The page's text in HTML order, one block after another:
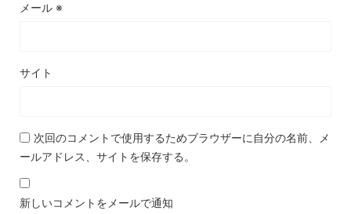
メール ※
サイト
次回のコメントで使用するためブラウザーに自分の名前、メ
ールアドレス、サイトを保存する。
新しいコメントをメールで通知